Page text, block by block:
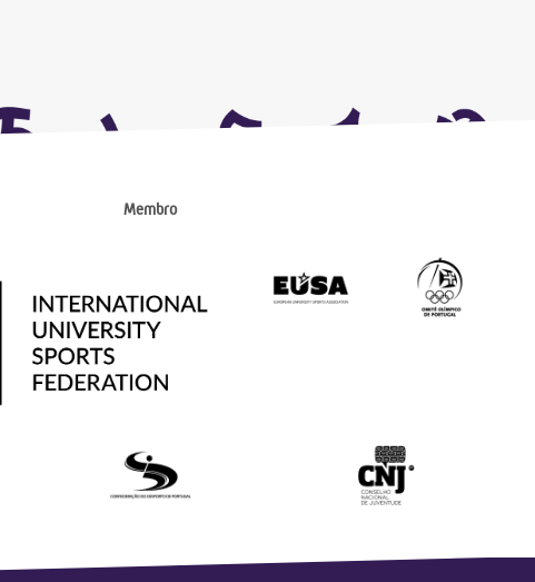
Membro